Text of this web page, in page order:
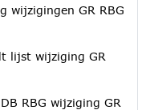
wijzigingen GR RBG
lijst wijziging GR
RBG wijziging GR